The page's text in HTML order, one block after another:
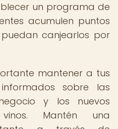
un programa de
acumulen puntos
canjearlos por
mantener a tus
sobre las
y los nuevos
Mantén una